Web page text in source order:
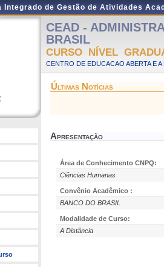
Integrado de Gestão de Atividades
CEAD -
BRASIL
CURSO NÍVEL
CENTRO DE EDUCACAO ABERTA E
Últimas Notícias
Apresentação
Área de Conhecimento CNPQ:
Ciências Humanas
Convênio Acadêmico :
BANCO DO BRASIL
Modalidade de Curso:
A Distância